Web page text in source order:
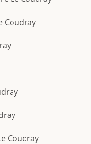
Coudray
Coudray